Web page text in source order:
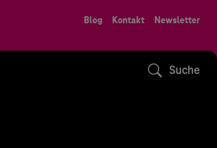
Blog Kontakt Newsletter
Suche